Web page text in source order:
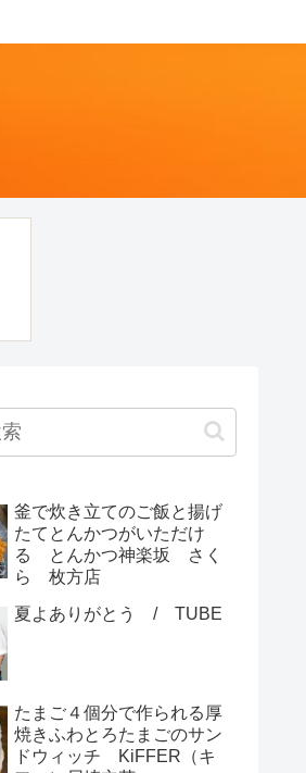
釜で炊き立てのご飯と揚げ
たてとんかつがいただけ
る とんかつ神楽坂 さく
ら 枚方店
夏よありがとう / TUBE
たまご４個分で作られる厚
焼きふわとろたまごのサン
ドウィッチ KiFFER（キ